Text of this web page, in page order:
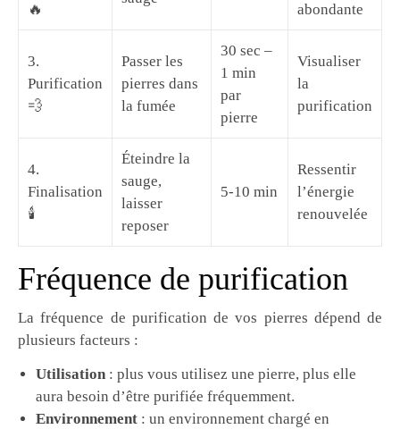
🔥 abondante
3.
Purification
💨
Passer les
pierres dans
la fumée
30 sec –
1 min
par
pierre
Visualiser
la
purification
4.
Finalisation
🕯️
Éteindre la
sauge,
laisser
reposer
5-10 min
Ressentir
l’énergie
renouvelée
Fréquence de purification
La fréquence de purification de vos pierres dépend de
plusieurs facteurs :
Utilisation : plus vous utilisez une pierre, plus elle
aura besoin d’être purifiée fréquemment.
Environnement : un environnement chargé en